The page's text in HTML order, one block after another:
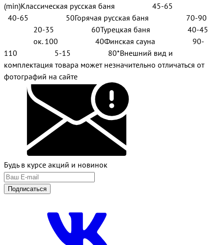
(min)Классическая русская баня 45-65
40-65 50Горячая русская баня 70-90
20-35 60Турецкая баня 40-45
ок. 100 40Финская сауна 90-
110 5-15 80*Внешний вид и
комплектация товара может незначительно отличаться от
фотографий на сайте
Будь в курсе акций и новинок
Подписаться